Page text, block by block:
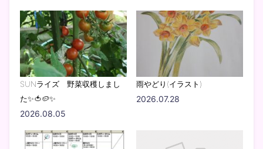
SUNライズ 野菜収穫しまし
た✨🍅🥔✨
2026.08.05
雨やどり(イラスト)
2026.07.28